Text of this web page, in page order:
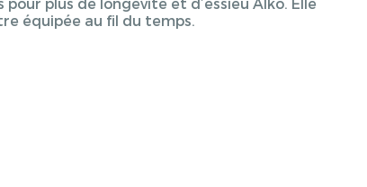
équipée au fil du temps.